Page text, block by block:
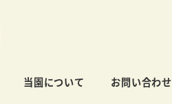
当園について お問い合わせ